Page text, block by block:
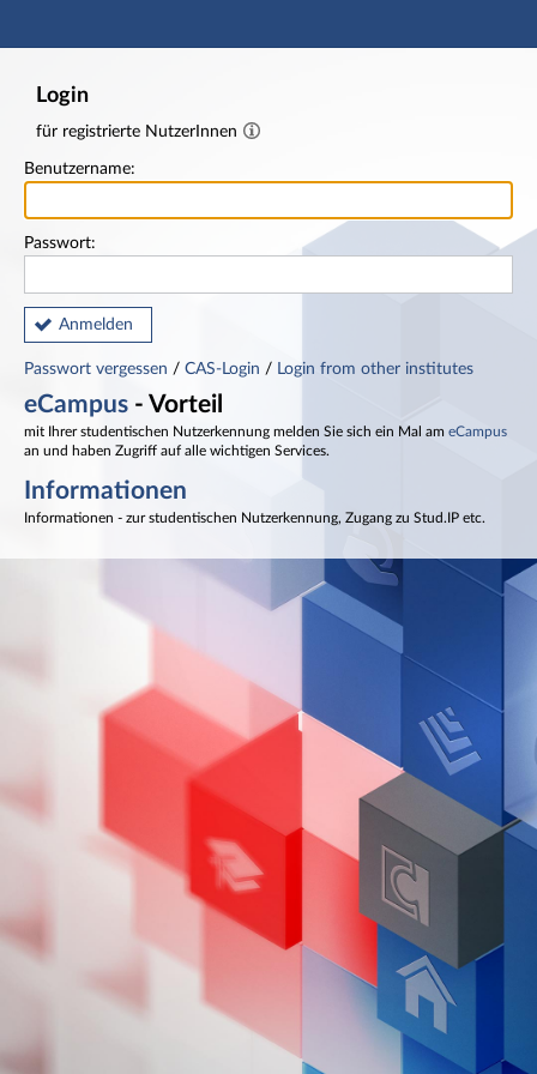
Hauptnavigation
Login
für registrierte NutzerInnen
Benutzername:
Passwort:
Anmelden
Passwort vergessen / CAS-Login / Login from other institutes
eCampus - Vorteil
mit Ihrer studentischen Nutzerkennung melden Sie sich ein Mal am eCampus
an und haben Zugriff auf alle wichtigen Services.
Informationen
Informationen - zur studentischen Nutzerkennung, Zugang zu Stud.IP etc.